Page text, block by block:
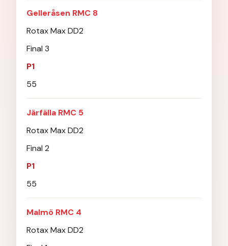
Gelleråsen RMC 8
Rotax Max DD2
Final 3
P1
55
Järfälla RMC 5
Rotax Max DD2
Final 2
P1
55
Malmö RMC 4
Rotax Max DD2